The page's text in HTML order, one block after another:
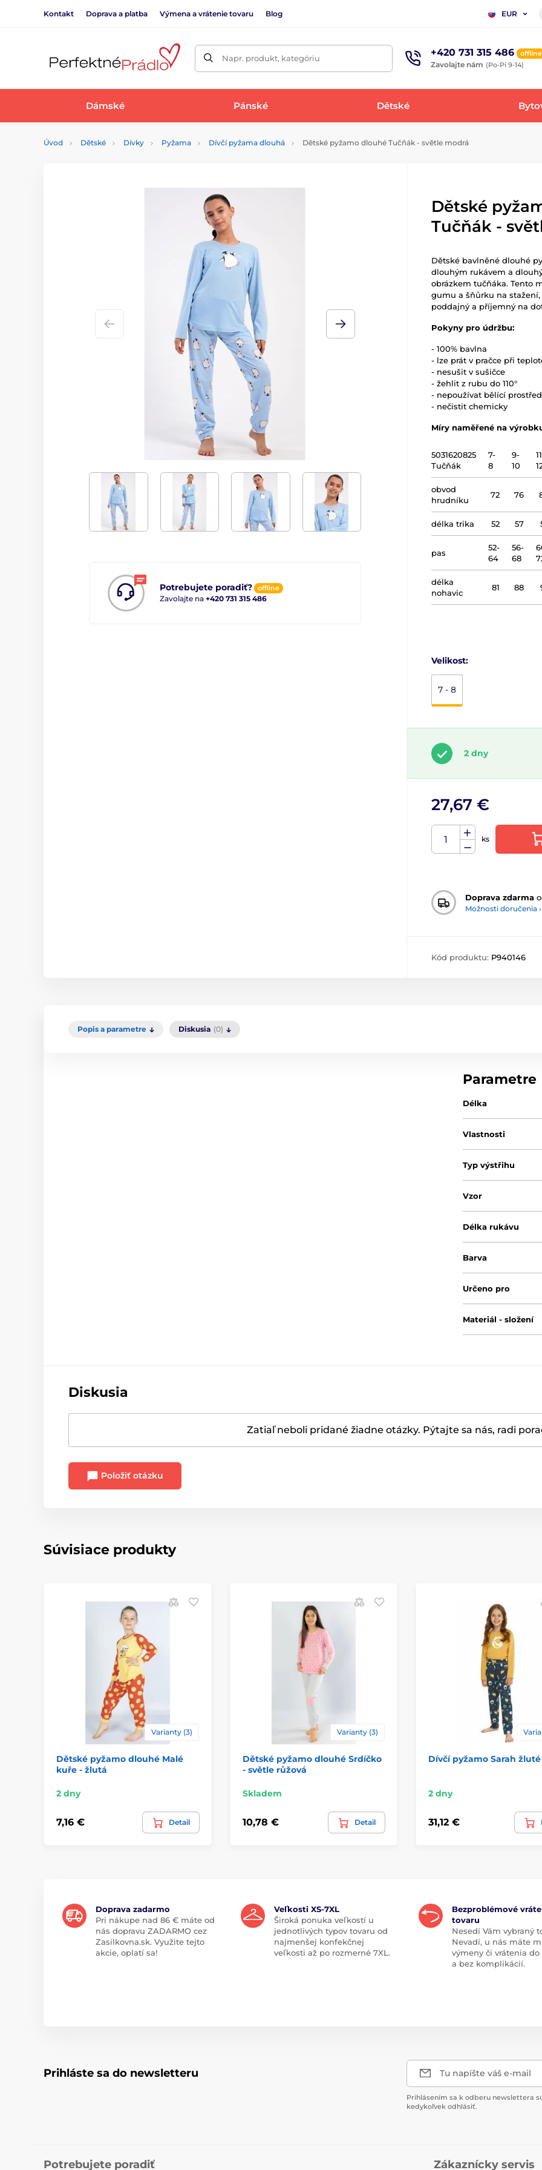
Kontakt Doprava a platba Výmena a vrátenie tovaru Blog EUR
Napr. produkt, kategóriu +420 731 315 486 offline
Zavolajte nám (Po-Pi 9-14)
Dámské Pánské Dětské
Úvod Dětské Dívky Pyžama Dívčí pyžama dlouhá Dětské pyžamo dlouhé Tučňák - světle modrá
Potrebujete poradiť? offline
Zavolajte na +420 731 315 486
Dětské
Tučňák -
Dětské bavlněné dlouhé
dlouhým rukávem a
obrázkem tučňáka. Tento
gumu a šňůrku na
poddajný a příjemný na
Pokyny pro údržbu:
- 100% bavlna
- lze prát v pračce při
- nesušit v sušičce
- žehlit z rubu do 110°
- nepoužívat bělící
- nečistit chemicky
Míry naměřené na
5031620825
Tučňák
7-
8
9-
10
obvod
hrudníku
72 76
délka trika 52 57
pas
52-
64
56-
68
délka
nohavic
81 88
Velikost:
7 - 8
2 dny
27,67 €
ks
Doprava zdarma
Možnosti doručenia ›
Kód produktu: P940146
Popis a parametre Diskusia (0)
Parametre
Délka
Vlastnosti
Typ výstřihu
Vzor
Délka rukávu
Barva
Určeno pro
Materiál - složení
Diskusia
Zatiaľ neboli pridané žiadne otázky. Pýtajte sa nás, radi
Položiť otázku
Súvisiace produkty
Varianty (3)
Dětské pyžamo dlouhé Malé
kuře - žlutá
2 dny
7,16 € Detail
Varianty (3)
Dětské pyžamo dlouhé Srdíčko
- světle růžová
Skladem
10,78 € Detail
Dívčí pyžamo Sarah žluté
2 dny
31,12 €
Doprava zadarmo
Pri nákupe nad 86 € máte od
nás dopravu ZADARMO cez
Zasilkovna.sk. Využite tejto
akcie, oplatí sa!
Veľkosti XS-7XL
Široká ponuka veľkostí u
jednotlivých typov tovaru od
najmenšej konfekčnej
veľkosti až po rozmerné 7XL.
Bezproblémové
tovaru
Nesedí Vám vybraný
Nevadí, u nás máte
výmeny či vrátenia
a bez komplikácií.
Prihláste sa do newsletteru Tu napíšte váš e-mail
Prihlásením sa k odberu newslettera
kedykoľvek odhlásiť.
Potrebujete poradiť Zákaznícky servis